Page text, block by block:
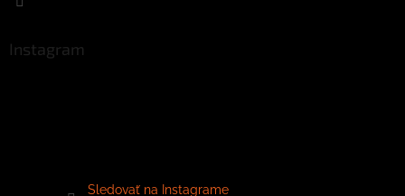
Instagram
Sledovať na Instagrame